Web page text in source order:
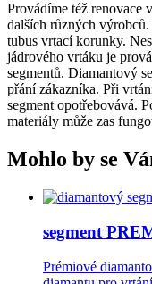
Provádíme též renovace
dalších různých
tubus vrtací korunky.
jádrového vrtáku je
segmentů. Diamantový
přání zákazníka. Při
segment opotřebovává.
materiály může zas
Mohlo by se
segment
Prémiové